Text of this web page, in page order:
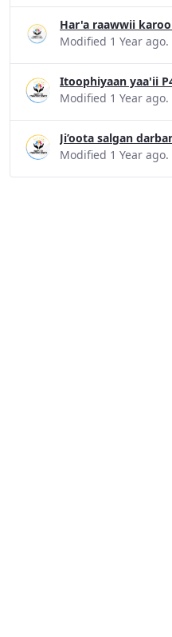
Har'a raawwii
Modified 1 Year ago.
Itoophiyaan yaa'ii
Modified 1 Year ago.
Ji’oota salgan
Modified 1 Year ago.